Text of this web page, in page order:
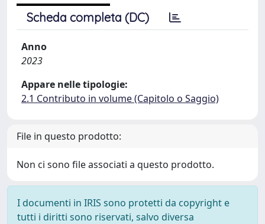
Scheda completa (DC)
Anno
2023
Appare nelle tipologie:
2.1 Contributo in volume (Capitolo o Saggio)
File in questo prodotto:
Non ci sono file associati a questo prodotto.
I documenti in IRIS sono protetti da copyright e
tutti i diritti sono riservati, salvo diversa